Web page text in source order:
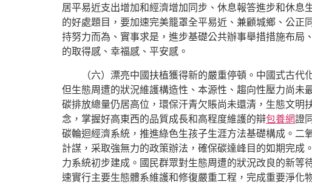
居平易近支出增加和經濟增加同步、休息報答進步和休
的好處題目，要加速完美籠罩全平易近、兼顧城鄉、公
持努力而為、實事求是，進步基礎公共辦事舉措措施布
的取得感、幸福感、平安感。
（六）漂亮中國扶植獲得新的嚴重停頓。中國式古
但生態周遭的狀況維護構造性、本源性、趨向性壓力尚
碳排放總量仍居高位，環保汗青欠賬尚未還清，生態文明
念，掌握好高東西的品質成長和高程度維護的辯包養網證
碳輪迴經濟系統，推進綠色生孩子生涯方法基礎構成。
計謀，采取強無力的政策辦法，確保碳達峰目的如期完
力系統初步建成。國民群眾對生態周遭的狀況改良的新
速實行主要生態體系維護和修復嚴重工程，完成重要淨化